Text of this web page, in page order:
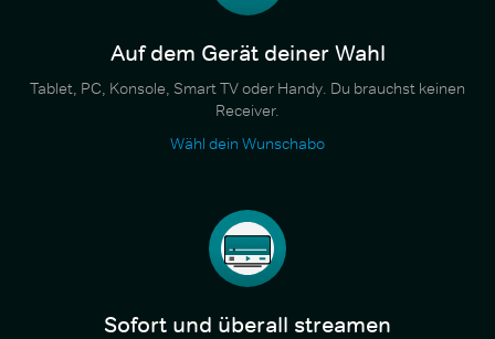
Auf dem Gerät deiner Wahl
Tablet, PC, Konsole, Smart TV oder Handy. Du brauchst keinen
Receiver.
Wähl dein Wunschabo
Sofort und überall streamen